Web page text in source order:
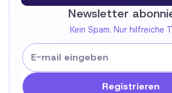
Newsletter
Kein Spam. Nur hilfreiche